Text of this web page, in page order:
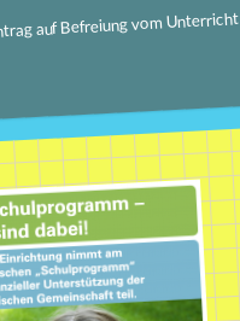
auf Befreiung vom Unterricht